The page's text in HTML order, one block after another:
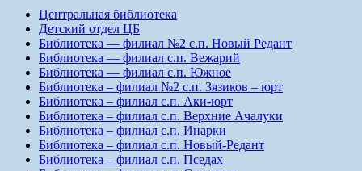
Центральная библиотека
Детский отдел ЦБ
Библиотека — филиал №2 с.п. Новый Редант
Библиотека — филиал с.п. Вежарий
Библиотека — филиал с.п. Южное
Библиотека – филиал №2 с.п. Зязиков – юрт
Библиотека – филиал с.п. Аки-юрт
Библиотека – филиал с.п. Верхние Ачалуки
Библиотека – филиал с.п. Инарки
Библиотека – филиал с.п. Новый-Редант
Библиотека – филиал с.п. Пседах